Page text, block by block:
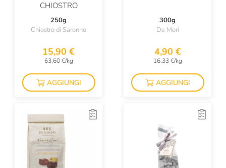
CHIOSTRO
250g
Chiostro di Saronno
15,90 €
63,60 €/kg
AGGIUNGI
300g
De Mori
4,90 €
16,33 €/kg
AGGIUNGI